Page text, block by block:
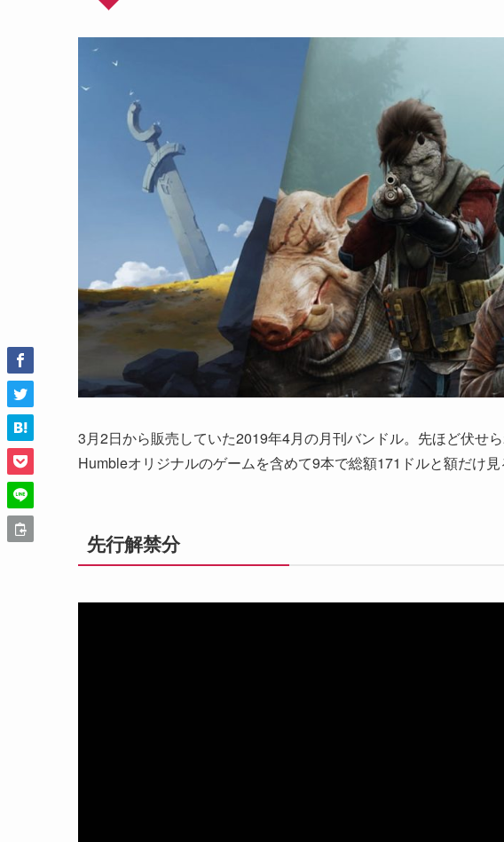
3月2日から販売していた2019年4月の月刊バンドル。先ほど伏せ
Humbleオリジナルのゲームを含めて9本で総額171ドルと額だけ見
先行解禁分